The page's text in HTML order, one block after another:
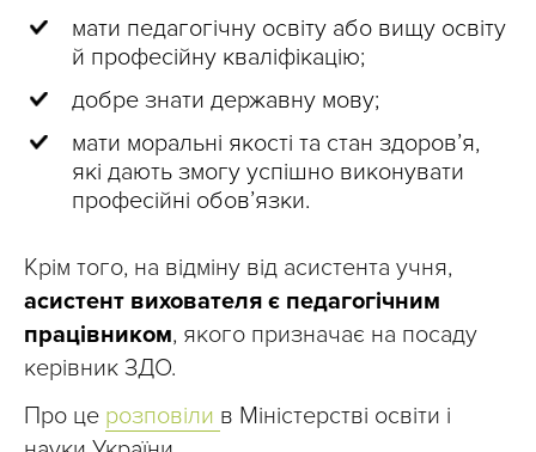
мати педагогічну освіту або вищу освіту
й професійну кваліфікацію;
добре знати державну мову;
мати моральні якості та стан здоров’я,
які дають змогу успішно виконувати
професійні обов’язки.
Крім того, на відміну від асистента учня,
асистент вихователя є педагогічним
працівником, якого призначає на посаду
керівник ЗДО.
Про це розповіли в Міністерстві освіти і